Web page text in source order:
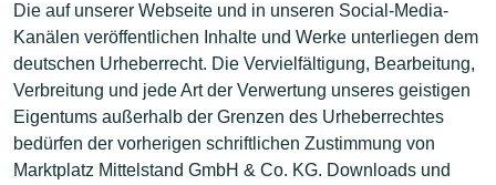
Die auf unserer Webseite und in unseren Social-Media-
Kanälen veröffentlichen Inhalte und Werke unterliegen dem
deutschen Urheberrecht. Die Vervielfältigung, Bearbeitung,
Verbreitung und jede Art der Verwertung unseres geistigen
Eigentums außerhalb der Grenzen des Urheberrechtes
bedürfen der vorherigen schriftlichen Zustimmung von
Marktplatz Mittelstand GmbH & Co. KG. Downloads und